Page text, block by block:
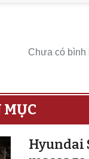
Chưa có bình
MỤC
Hyundai